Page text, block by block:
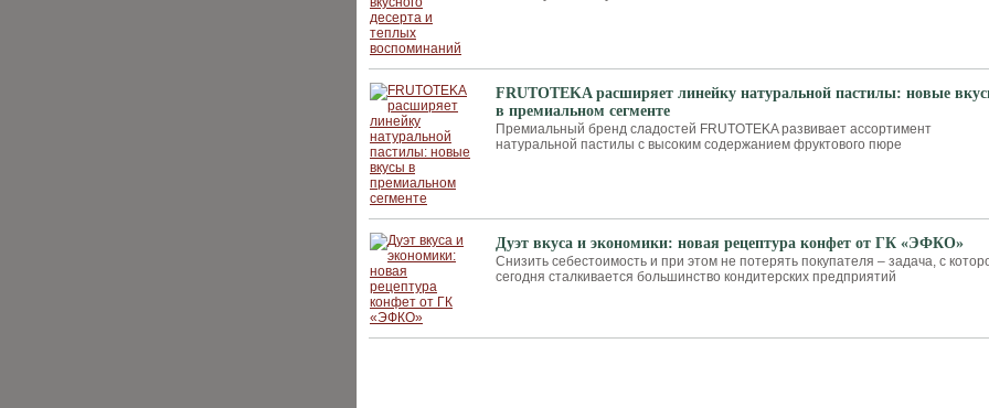
FRUTOTEKA расширяет линейку натуральной пастилы: новые
в премиальном сегменте
Премиальный бренд сладостей FRUTOTEKA развивает ассортимент
натуральной пастилы с высоким содержанием фруктового пюре
Дуэт вкуса и экономики: новая рецептура конфет от ГК «ЭФКО»
Снизить себестоимость и при этом не потерять покупателя – задача, с
сегодня сталкивается большинство кондитерских предприятий